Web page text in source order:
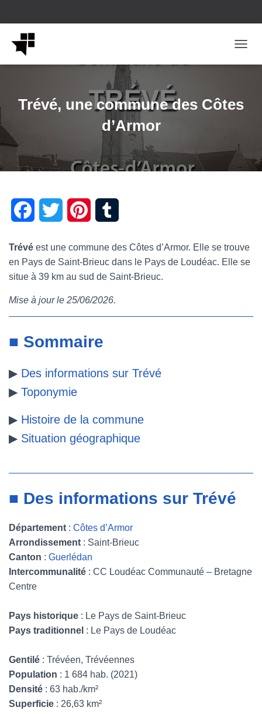
Trévé, une commune des Côtes
d’Armor
e
b
o
k
i
t
t
r
n
t
e
e
s
b
Trévé est une commune des Côtes d’Armor. Elle se trouve
en Pays de Saint-Brieuc dans le Pays de Loudéac. Elle se
situe à 39 km au sud de Saint-Brieuc.
Mise à jour le 25/06/2026.
■ Sommaire
▶ Des informations sur Trévé
▶ Toponymie
▶ Histoire de la commune
▶ Situation géographique
■ Des informations sur Trévé
Département : Côtes d’Armor
Arrondissement : Saint-Brieuc
Canton : Guerlédan
Intercommunalité : CC Loudéac Communauté – Bretagne
Centre
Pays historique : Le Pays de Saint-Brieuc
Pays traditionnel : Le Pays de Loudéac
Gentilé : Trévéen, Trévéennes
Population : 1 684 hab. (2021)
Densité : 63 hab./km²
Superficie : 26,63 km²